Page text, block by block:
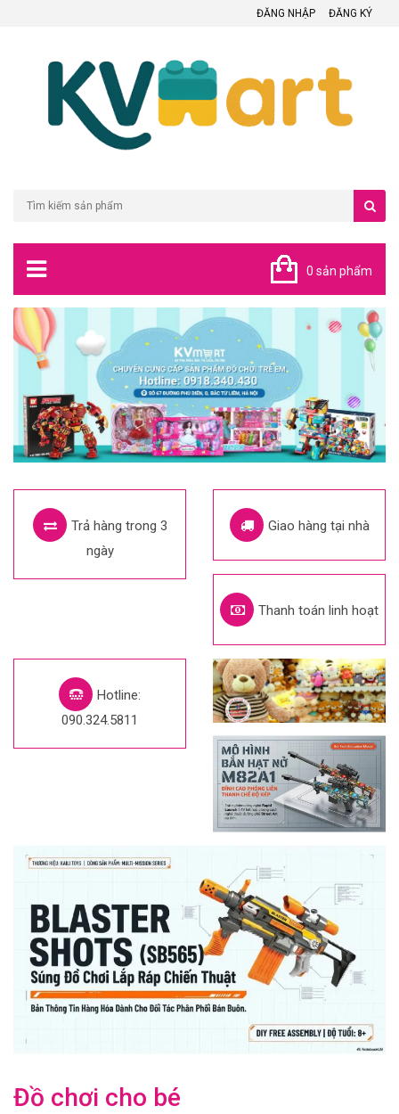
ĐĂNG NHẬP ĐĂNG KÝ
0 sản phẩm
Trả hàng trong 3
ngày
Giao hàng tại nhà
Thanh toán linh hoạt
Hotline:
090.324.5811
Đồ chơi cho bé